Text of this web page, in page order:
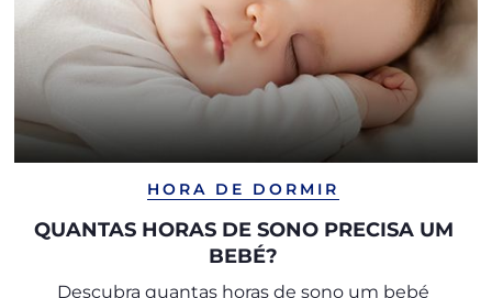
HORA DE DORMIR
QUANTAS HORAS DE SONO PRECISA UM
BEBÉ?
Descubra quantas horas de sono um bebé